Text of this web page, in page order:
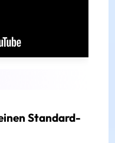
Standard-